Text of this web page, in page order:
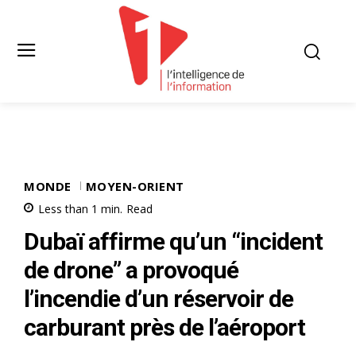
MONDE MOYEN-ORIENT
Less than 1 min. Read
Dubaï affirme qu’un “incident
de drone” a provoqué
l’incendie d’un réservoir de
carburant près de l’aéroport